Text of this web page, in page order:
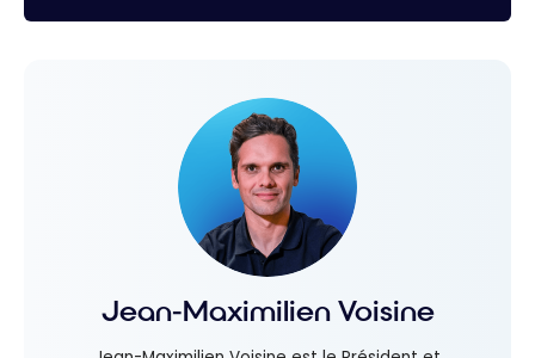
Jean-Maximilien Voisine